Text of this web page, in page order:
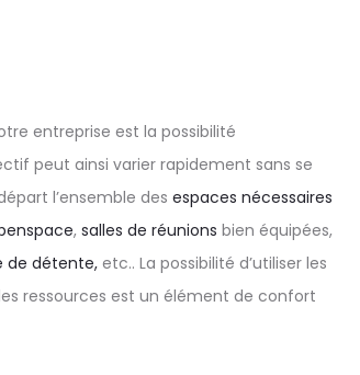
entreprise est la possibilité
peut ainsi varier rapidement sans se
l’ensemble des espaces nécessaires
, salles de réunions bien équipées,
de détente, etc.. La possibilité d’utiliser les
ressources est un élément de confort